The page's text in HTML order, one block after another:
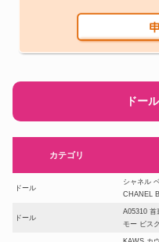
ドー
カテゴリ
ドール
シャネル
CHANEL
ドール
A05310 首
モー ビス